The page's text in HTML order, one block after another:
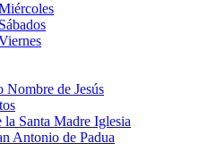
Nombre de Jesús
Santa Madre Iglesia
Antonio de Padua